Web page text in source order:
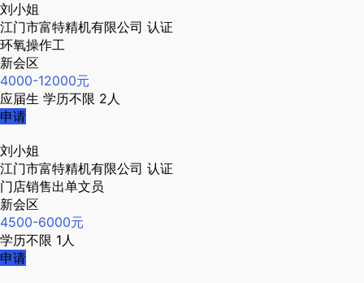
刘小姐
江门市富特精机有限公司 认证
环氧操作工
新会区
4000-12000元
应届生 学历不限 2人
申请
刘小姐
江门市富特精机有限公司 认证
门店销售出单文员
新会区
4500-6000元
学历不限 1人
申请